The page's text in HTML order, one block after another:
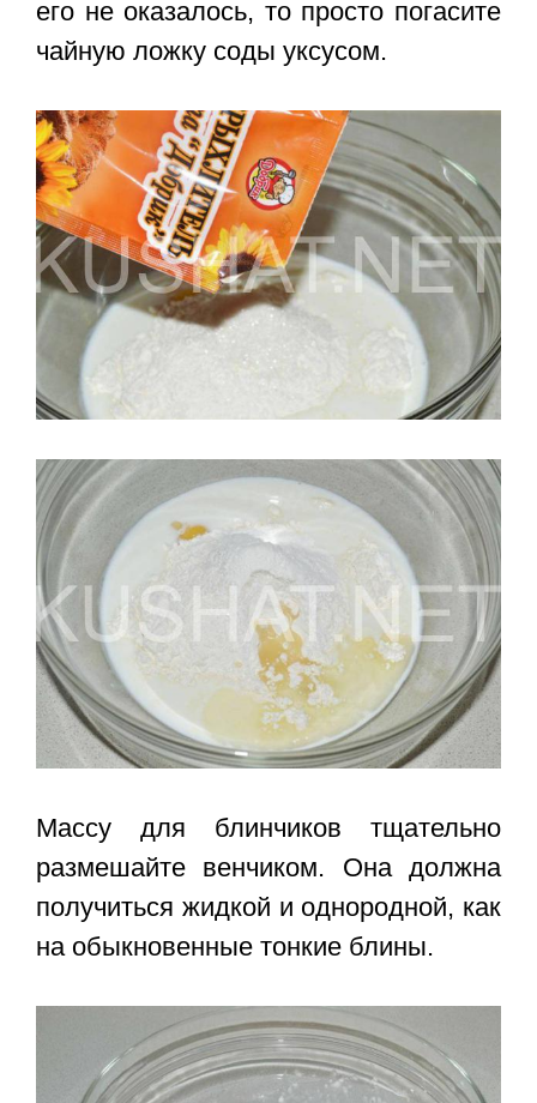
его не оказалось, то просто погасите
чайную ложку соды уксусом.
Массу для блинчиков тщательно
размешайте венчиком. Она должна
получиться жидкой и однородной, как
на обыкновенные тонкие блины.